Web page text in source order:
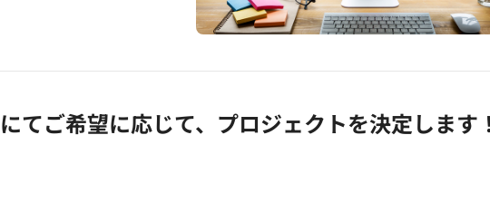
てご希望に応じて、プロジェクトを決定します